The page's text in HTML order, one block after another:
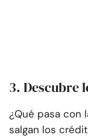
3. Descubre
¿Qué pasa con
salgan los